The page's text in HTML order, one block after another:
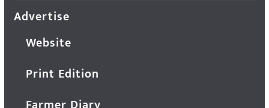
Advertise
Website
Print Edition